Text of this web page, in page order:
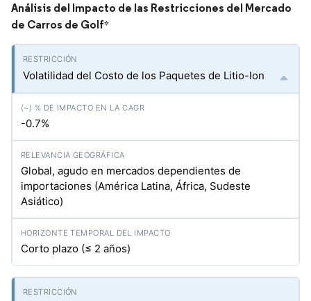
Análisis del Impacto de las Restricciones del Mercado
de Carros de Golf*
Volatilidad del Costo de los Paquetes de Litio-Ion
-0.7%
Global, agudo en mercados dependientes de
importaciones (América Latina, África, Sudeste
Asiático)
Corto plazo (≤ 2 años)